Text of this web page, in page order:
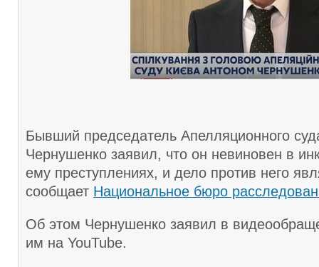
Бывший председатель Апелляционного
Чернушенко заявил, что он невиновен в
ему преступлениях, и дело против него
сообщает Национальное бюро
Об этом Чернушенко заявил в
им на YouTube.